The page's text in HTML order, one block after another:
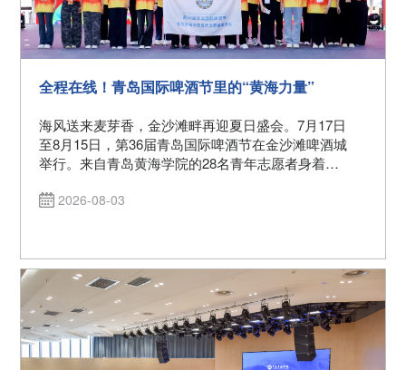
全程在线！青岛国际啤酒节里的“黄海力量”
海风送来麦芽香，金沙滩畔再迎夏日盛会。7月17日
至8月15日，第36届青岛国际啤酒节在金沙滩啤酒城
举行。来自青岛黄海学院的28名青年志愿者身着蓝
位，以热情、专业、细致的服务，为八方游客带来
2026-08-03